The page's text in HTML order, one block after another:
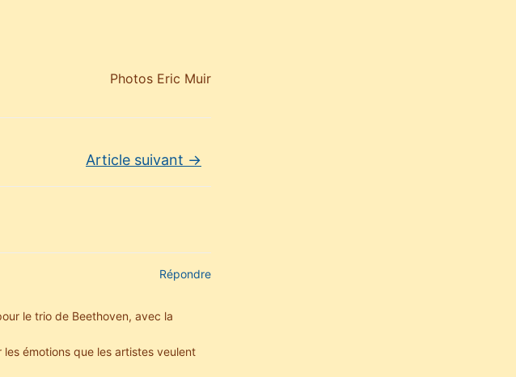
Photos Eric Muir
Article suivant →
le trio de Beethoven, avec la
émotions que les artistes veulent
Répondre